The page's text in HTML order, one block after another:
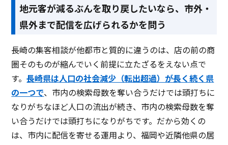
地元客が減るぶんを取り戻したいなら、市外・
県外まで配信を広げられるかを問う
長崎の集客相談が他都市と質的に違うのは、店の前の商
圏そのものが縮んでいく前提に立たざるをえない点で
す。長崎県は人口の社会減少（転出超過）が長く続く県
の一つで、市内の検索母数を奪い合うだけでは頭打ちに
なりがちなほど人口の流出が続き、市内の検索母数を奪
い合うだけでは頭打ちになりがちです。だから効くの
は、市内に配信を寄せる運用より、福岡や近隣他県の居